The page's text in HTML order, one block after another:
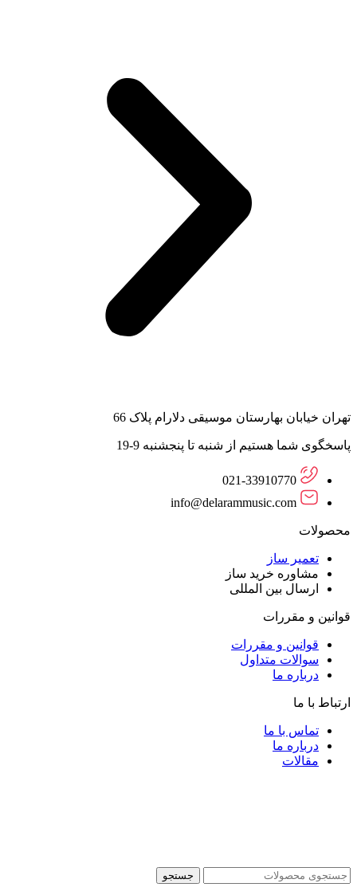
تهران خیابان بهارستان موسیقی دلارام پلاک 66
پاسخگوی شما هستیم از شنبه تا پنجشنبه 9-19
021-33910770
info@delarammusic.com
محصولات
تعمیر ساز
مشاوره خرید ساز
ارسال بین المللی
قوانین و مقررات
قوانین و مقررات
سوالات متداول
درباره ما
ارتباط با ما
تماس با ما
درباره ما
مقالات
جستجو